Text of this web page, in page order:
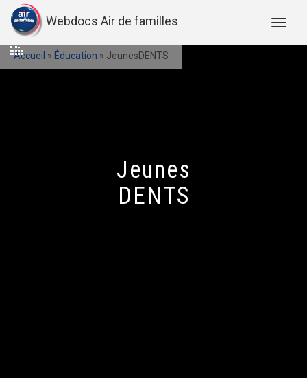
Webdocs Air de familles
Accueil » Éducation » JeunesDENTS
Jeunes
DENTS